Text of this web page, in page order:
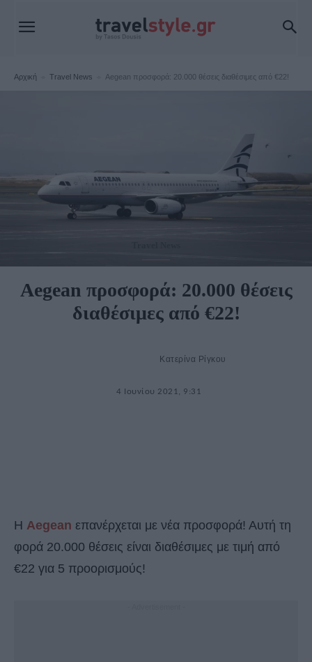
Αρχική Travel News Aegean προσφορά: 20.000 θέσεις διαθέσιμες από €22!
Aegean προσφορά: 20.000 θέσεις
διαθέσιμες από €22!
Κατερίνα Ρίγκου
4 Ιουνίου 2021, 9:31
H Aegean επανέρχεται με νέα προσφορά! Αυτή τη
φορά 20.000 θέσεις είναι διαθέσιμες με τιμή από
€22 για 5 προορισμούς!